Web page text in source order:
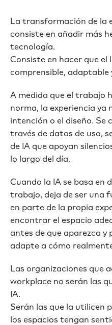
La transformación de la
consiste en añadir más
tecnología.
Consiste en hacer que el
comprensible, adaptable
A medida que el trabajo
norma, la experiencia ya
intención o el diseño. Se
través de datos de uso,
de IA que apoyan
lo largo del día.
Cuando la IA se basa en
trabajo, deja de ser una
en parte de la propia
encontrar el espacio
antes de que aparezca y
adapte a cómo
Las organizaciones que
workplace no serán las
IA.
Serán las que la utilicen
los espacios tengan